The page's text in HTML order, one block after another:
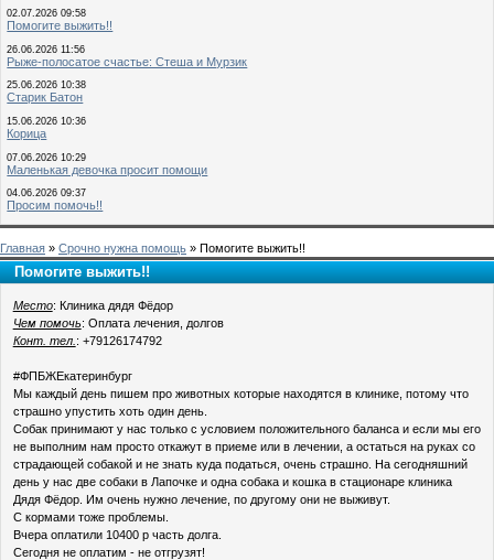
02.07.2026 09:58
Помогите выжить!!
26.06.2026 11:56
Рыже-полосатое счастье: Стеша и Мурзик
25.06.2026 10:38
Старик Батон
15.06.2026 10:36
Корица
07.06.2026 10:29
Маленькая девочка просит помощи
04.06.2026 09:37
Просим помочь!!
Главная » Срочно нужна помощь » Помогите выжить!!
Помогите выжить!!
Место: Клиника дядя Фёдор
Чем помочь: Оплата лечения, долгов
Конт. тел. : +79126174792
#ФПБЖЕкатеринбург
Мы каждый день пишем про животных которые находятся в клинике, потому что
страшно упустить хоть один день.
Собак принимают у нас только с условием положительного баланса и если мы его
не выполним нам просто откажут в приеме или в лечении, а остаться на руках со
страдающей собакой и не знать куда податься, очень страшно. На сегодняшний
день у нас две собаки в Лапочке и одна собака и кошка в стационаре клиника
Дядя Фёдор. Им очень нужно лечение, по другому они не выживут.
С кормами тоже проблемы.
Вчера оплатили 10400 р часть долга.
Сегодня не оплатим - не отгрузят!